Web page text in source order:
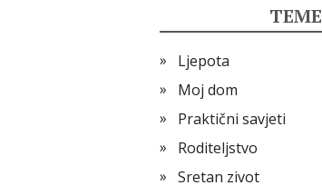
TEME
Ljepota
Moj dom
Praktični savjeti
Roditeljstvo
Sretan zivot